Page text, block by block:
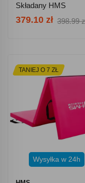
Składany HMS
Premium MGS01 -
379.10 zł 398.99
TANIEJ O 7 ZŁ
Wysyłka w 24h